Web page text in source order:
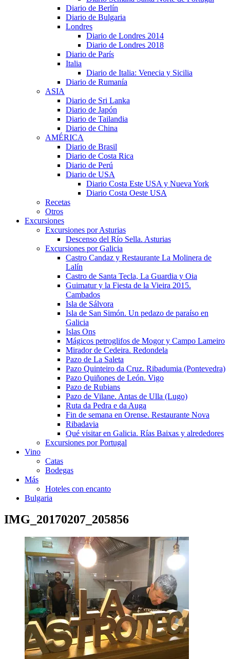
Diario de Berlín
Diario de Bulgaria
Londres
Diario de Londres 2014
Diario de Londres 2018
Diario de París
Italia
Diario de Italia: Venecia y Sicilia
Diario de Rumanía
ASIA
Diario de Sri Lanka
Diario de Japón
Diario de Tailandia
Diario de China
AMÉRICA
Diario de Brasil
Diario de Costa Rica
Diario de Perú
Diario de USA
Diario Costa Este USA y Nueva York
Diario Costa Oeste USA
Recetas
Otros
Excursiones
Excursiones por Asturias
Descenso del Río Sella. Asturias
Excursiones por Galicia
Castro Candaz y Restaurante La Molinera de
Lalín
Castro de Santa Tecla, La Guardia y Oia
Guimatur y la Fiesta de la Vieira 2015.
Cambados
Isla de Sálvora
Isla de San Simón. Un pedazo de paraíso en
Galicia
Islas Ons
Mágicos petroglifos de Mogor y Campo Lameiro
Mirador de Cedeira. Redondela
Pazo de La Saleta
Pazo Quinteiro da Cruz. Ribadumia (Pontevedra)
Pazo Quiñones de León. Vigo
Pazo de Rubians
Pazo de Vilane. Antas de Ulla (Lugo)
Ruta da Pedra e da Auga
Fin de semana en Orense. Restaurante Nova
Ribadavia
Qué visitar en Galicia. Rías Baixas y alrededores
Excursiones por Portugal
Vino
Catas
Bodegas
Más
Hoteles con encanto
Bulgaria
IMG_20170207_205856